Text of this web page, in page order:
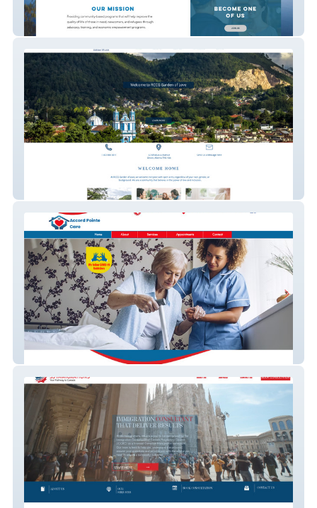
Love Expression
RCCG Garden of Love
Accord Pointe Care